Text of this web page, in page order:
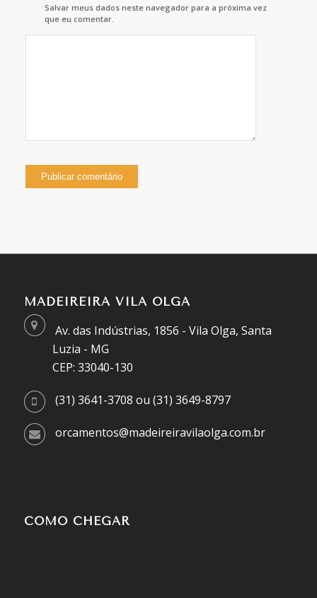
Salvar meus dados neste navegador para a próxima vez
que eu comentar.
MADEIREIRA VILA OLGA
Av. das Indústrias, 1856 - Vila Olga, Santa
Luzia - MG
CEP: 33040-130
(31) 3641-3708 ou (31) 3649-8797
orcamentos@madeireiravilaolga.com.br
COMO CHEGAR